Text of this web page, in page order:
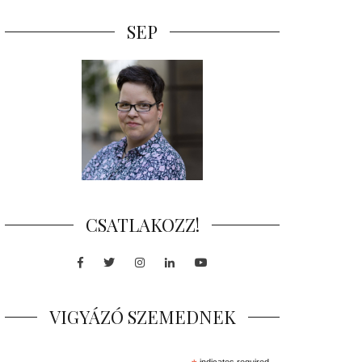
SEP
CSATLAKOZZ!
Facebook
TwitterInstagram
LinkedInYoutube
VIGYÁZÓ SZEMEDNEK